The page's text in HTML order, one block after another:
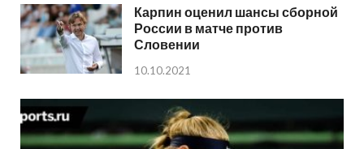
Карпин оценил шансы сборной
России в матче против
Словении
10.10.2021